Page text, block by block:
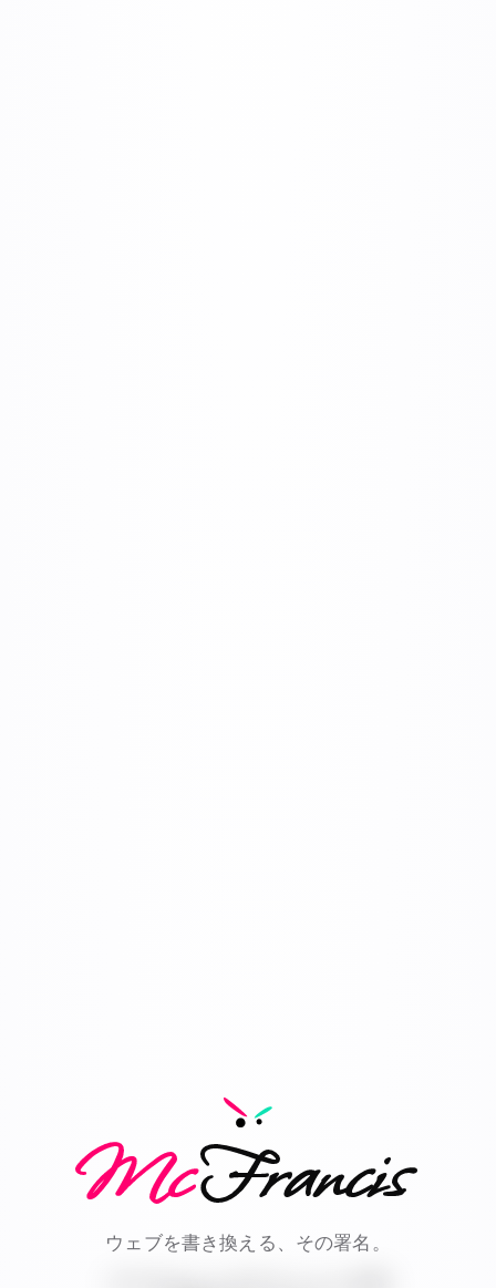
McFrancis
ウェブを書き換える、その署名。